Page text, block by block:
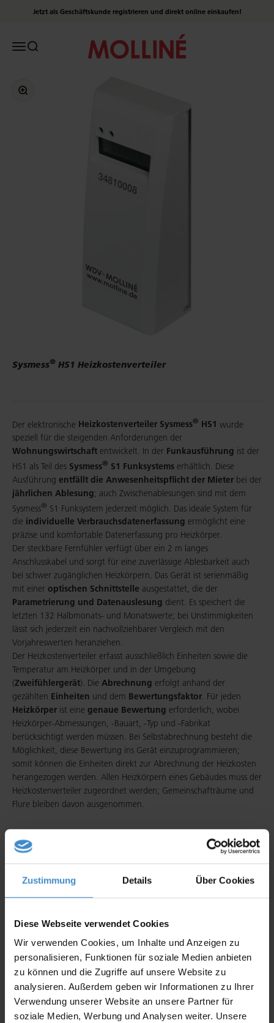
Zustimmung Details Über Cookies
Diese Webseite verwendet Cookies
Wir verwenden Cookies, um Inhalte und Anzeigen zu
personalisieren, Funktionen für soziale Medien anbieten
zu können und die Zugriffe auf unsere Website zu
analysieren. Außerdem geben wir Informationen zu Ihrer
Verwendung unserer Website an unsere Partner für
soziale Medien, Werbung und Analysen weiter. Unsere
Jetzt als Geschäftskunde registrieren und direkt online einkaufen!
MenüSuche Molliné Onlineshop
Bild vergrößern
Sysmess® HS1 Heizkostenverteiler
Der elektronische Heizkostenverteiler Sysmess® HS1 wurde
speziell für die steigenden Anforderungen der
Wohnungswirtschaft entwickelt. In der Funkausführung ist der
HS1 als Teil des Sysmess® S1 Funksystems erhältlich. Diese
Ausführung entfällt die Anwesenheitspflicht der Mieter bei der
jährlichen Ablesung; auch Zwischenablesungen sind mit dem
Sysmess® S1 Funksystem jederzeit möglich. Das ideale System für
die individuelle Verbrauchsdatenerfassung ermöglicht eine
präzise und komfortable Datenerfassung pro Heizkörper.
Der steckbare Fernfühler verfügt über ein 2 m langes
Anschlusskabel und sorgt für eine zuverlässige Ablesbarkeit auch
bei schwer zugänglichen Heizkörpern. Das Gerät ist serienmäßig
mit einer optischen Schnittstelle ausgestattet, die der
Parametrierung und Datenauslesung dient. Es speichert die
letzten 132 Halbmonats- und Monatswerte; bei Unstimmigkeiten
lässt sich jederzeit ein nachvollziehbarer Vergleich mit den
Vorjahreswerten heranziehen.
Der Heizkostenverteiler erfasst ausschließlich Einheiten sowie die
Temperatur am Heizkörper und in der Umgebung
(Zweifühlergerät). Die Abrechnung erfolgt anhand der
gezählten Einheiten und dem Bewertungsfaktor. Für jeden
Heizkörper ist eine genaue Bewertung erforderlich, wobei
Heizkörper-Abmessungen, -Bauart, -Typ und -Fabrikat
berücksichtigt werden müssen. Bei Selbstabrechnung besteht die
Möglichkeit, diese Bewertung ins Gerät einzuprogrammieren;
somit können die Einheiten direkt zur Abrechnung der Heizkosten
herangezogen werden. Allen Heizkörpern eines Gebäudes muss der
Heizkostenverteiler zugeordnet werden; Gemeinschafträume und
Flure bleiben davon ausgenommen.
Optionen
Montage